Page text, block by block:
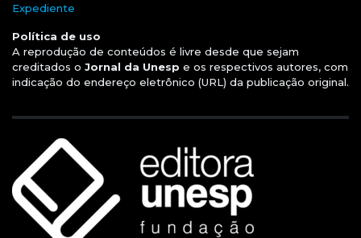
Expediente
Política de uso
A reprodução de conteúdos é livre desde que sejam
creditados o Jornal da Unesp e os respectivos autores, com
indicação do endereço eletrônico (URL) da publicação original.